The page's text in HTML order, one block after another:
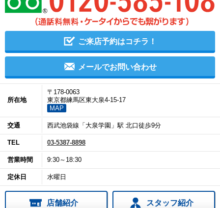
ご来店予約はコチラ！
メールでお問い合わせ
所在地
〒178-0063
東京都練馬区東大泉4-15-17
MAP
交通 西武池袋線「大泉学園」駅 北口徒歩9分
TEL 03-5387-8898
営業時間 9:30～18:30
定休日 水曜日
店舗紹介 スタッフ紹介